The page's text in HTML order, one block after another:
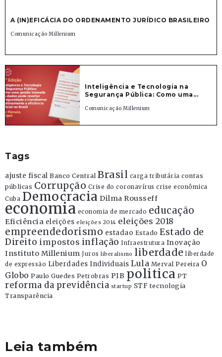
A (IN)EFICÁCIA DO ORDENAMENTO JURÍDICO BRASILEIRO
Comunicação Millenium
Inteligência e Tecnologia na
Segurança Pública: Como uma...
Comunicação Millenium
Tags
ajuste fiscal Banco Central Brasil carga tributária contas
públicas Corrupção Crise do coronavírus crise econômica
Cuba Democracia Dilma Rousseff
economia economia de mercado educação
Eficiência eleições eleições 2014 eleições 2018
empreendedorismo estadao Estado Estado de
Direito impostos inflação Infraestrutura Inovação
Instituto Millenium Juros liberalismo liberdade liberdade
de expressão Liberdades Individuais Lula Merval Pereira O
Globo Paulo Guedes Petrobras PIB politica PT
reforma da previdência startup STF tecnologia
Transparência
Leia também